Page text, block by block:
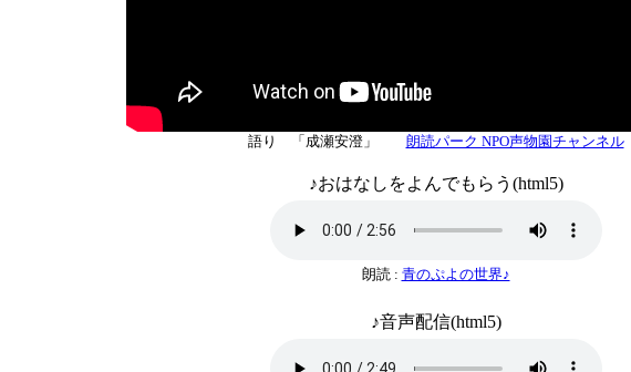
語り 「 成瀬安澄」 朗読パーク NPO声物園チャンネル
♪おはなしをよんでもらう(html5)
朗読 : 青のぷよの世界♪
♪音声配信(html5)